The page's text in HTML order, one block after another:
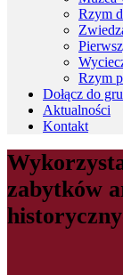
Rzym
Rzym
Dołącz do
Aktualności
Kontakt
zabytków